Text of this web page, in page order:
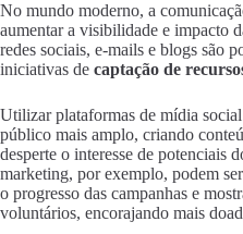
No mundo moderno, a
aumentar a visibilidade e impacto
redes sociais, e-mails e blogs são
iniciativas de captação de
Utilizar plataformas de mídia
público mais amplo, criando
desperte o interesse de potenciais
marketing, por exemplo, podem
o progresso das campanhas e
voluntários, encorajando mais